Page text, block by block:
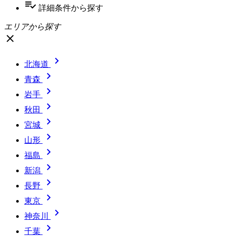
playlist_add_check 詳細条件から探す
エリアから探す
close
北海道 
青森 
岩手 
秋田 
宮城 
山形 
福島 
新潟 
長野 
東京 
神奈川 
千葉 